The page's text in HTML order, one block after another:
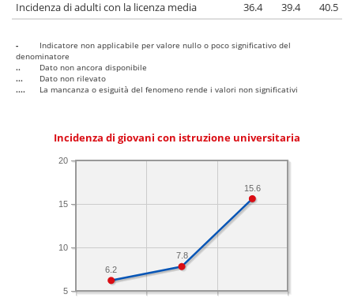
Incidenza di adulti con la licenza media
36.4 39.4 40.5
-
Indicatore non applicabile per valore nullo o poco significativo del
denominatore
..
Dato non ancora disponibile
...
Dato non rilevato
....
La mancanza o esiguità del fenomeno rende i valori non significativi
Incidenza di giovani con istruzione universitaria
5
10
15
20
15.6
7.8
6.2